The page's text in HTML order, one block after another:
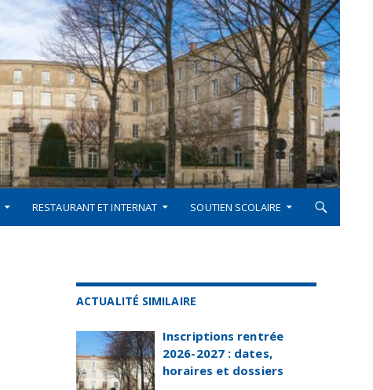
RESTAURANT ET INTERNAT SOUTIEN SCOLAIRE
ACTUALITÉ SIMILAIRE
Inscriptions rentrée
2026-2027 : dates,
horaires et dossiers